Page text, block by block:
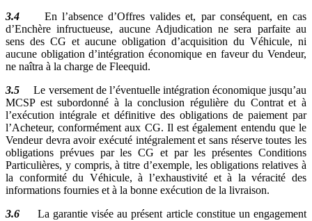
3.4
En l’absence d’Offres valides et, par conséquent, en cas
d’Enchère infructueuse, aucune Adjudication ne sera parfaite au
sens des CG et aucune obligation d’acquisition du Véhicule, ni
aucune obligation d’intégration économique en faveur du Vendeur,
ne naîtra à la charge de Fleequid.
3.5
Le versement de l’éventuelle intégration économique jusqu’au
MCSP est subordonné à la conclusion régulière du Contrat et à
l’exécution intégrale et définitive des obligations de paiement par
l’Acheteur, conformément aux CG. Il est également entendu que le
Vendeur devra avoir exécuté intégralement et sans réserve toutes les
obligations prévues par les CG et par les présentes Conditions
Particulières, y compris, à titre d’exemple, les obligations relatives à
la conformité du Véhicule, à l’exhaustivité et à la véracité des
informations fournies et à la bonne exécution de la livraison.
3.6
La garantie visée au présent article constitue un engagement